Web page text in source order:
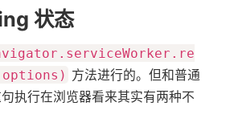
状态
方法进行的。但和普通
执行在浏览器看来其实有两种不